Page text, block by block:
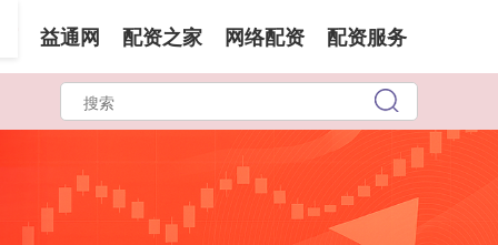
益通网 配资之家 网络配资 配资服务